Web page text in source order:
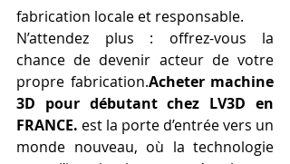
fabrication locale et responsable.
N’attendez plus : offrez-vous la
chance de devenir acteur de votre
propre fabrication.Acheter machine
3D pour débutant chez LV3D en
FRANCE. est la porte d’entrée vers un
monde nouveau, où la technologie